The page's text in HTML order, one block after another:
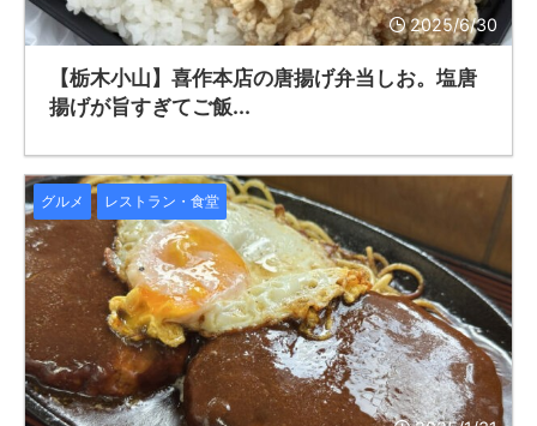
2025/6/30
【栃木小山】喜作本店の唐揚げ弁当しお。塩唐
揚げが旨すぎてご飯...
グルメ レストラン・食堂